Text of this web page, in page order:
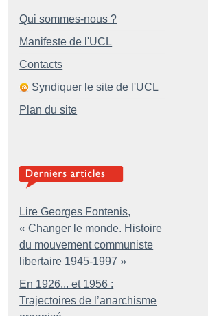
Qui sommes-nous ?
Manifeste de l'UCL
Contacts
Syndiquer le site de l'UCL
Plan du site
Lire Georges Fontenis,
« Changer le monde. Histoire
du mouvement communiste
libertaire 1945-1997 »
En 1926... et 1956 :
Trajectoires de l’anarchisme